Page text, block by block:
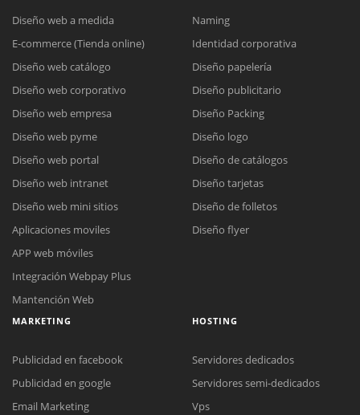
Diseño web a medida
E-commerce (Tienda online)
Diseño web catálogo
Diseño web corporativo
Diseño web empresa
Diseño web pyme
Diseño web portal
Diseño web intranet
Diseño web mini sitios
Aplicaciones moviles
APP web móviles
Integración Webpay Plus
Mantención Web
Naming
Identidad corporativa
Diseño papelería
Diseño publicitario
Diseño Packing
Diseño logo
Diseño de catálogos
Diseño tarjetas
Diseño de folletos
Diseño flyer
MARKETING
Publicidad en facebook
Publicidad en google
Email Marketing
HOSTING
Servidores dedicados
Servidores semi-dedicados
Vps